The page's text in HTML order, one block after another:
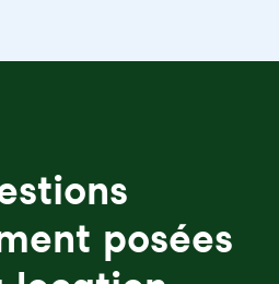
posées